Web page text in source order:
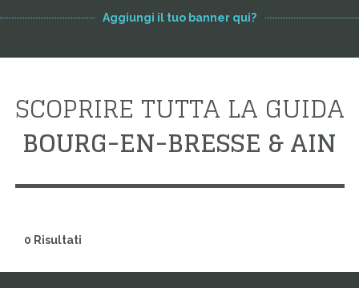
Aggiungi il tuo banner qui?
SCOPRIRE TUTTA LA GUIDA
BOURG-EN-BRESSE & AIN
0 Risultati